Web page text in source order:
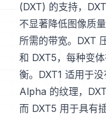
(DXT) 的支持，
不显著降低图像质
所需的带宽。DXT
和 DXT5，每种变
衡。DXT1 适用于
Alpha 的纹理，
而 DXT5 用于具有